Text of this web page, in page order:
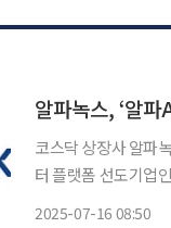
알파녹스, ‘알
코스닥 상장사 알파
터 플랫폼 선도기업
2025-07-16 08:50